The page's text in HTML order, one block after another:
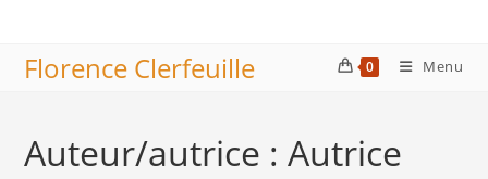
contentFlorence Clerfeuille 0 Menu
Auteur/autrice :Autrice